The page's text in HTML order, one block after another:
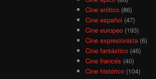
Cine erótico(86)
Cine español (47)
Cine europeo(193)
Cine expresionista(6)
Cine fantástico(46)
Cine francés (40)
Cine histórico(104)